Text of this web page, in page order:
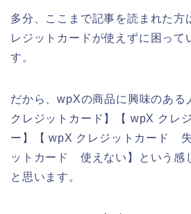
多分、ここまで記事を読まれた方
レジットカードが使えずに困って
す。
だから、wpXの商品に興味のある
クレジットカード】【 wpX クレ
ー】【 wpX クレジットカード
ットカード 使えない】という感
と思います。